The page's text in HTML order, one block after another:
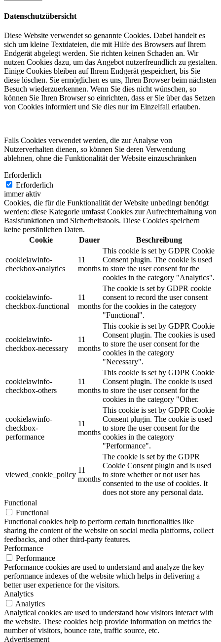
Datenschutzübersicht
Diese Website verwendet so genannte Cookies. Dabei handelt es
sich um kleine Textdateien, die mit Hilfe des Browsers auf Ihrem
Endgerät abgelegt werden. Sie richten keinen Schaden an. Wir
nutzen Cookies dazu, um das Angebot nutzerfreundlich zu gestalten.
Einige Cookies bleiben auf Ihrem Endgerät gespeichert, bis Sie
diese löschen. Sie ermöglichen es uns, Ihren Browser beim nächsten
Besuch wiederzuerkennen. Wenn Sie dies nicht wünschen, so
können Sie Ihren Browser so einrichten, dass er Sie über das Setzen
von Cookies informiert und Sie dies nur im Einzelfall erlauben.
Falls Cookies verwendet werden, die zur Analyse von
Nutzerverhalten dienen, so können Sie deren Verwendung
ablehnen, ohne die Funktionalität der Website einzuschränken
Erforderlich
Erforderlich
immer aktiv
Cookies, die für die Funktionalität der Website unbedingt benötigt
werden: diese Kategorie umfasst Cookies zur Aufrechterhaltung von
Basisfunktionen und Sicherheitstools. Diese Cookies speichern
keine persönlichen Daten.
Cookie
Dauer Beschreibung
cookielawinfo-
checkbox-analytics
11
months
This cookie is set by GDPR Cookie
Consent plugin. The cookie is used
to store the user consent for the
cookies in the category "Analytics".
cookielawinfo-
checkbox-functional
11
months
The cookie is set by GDPR cookie
consent to record the user consent
for the cookies in the category
"Functional".
cookielawinfo-
checkbox-necessary
11
months
This cookie is set by GDPR Cookie
Consent plugin. The cookies is used
to store the user consent for the
cookies in the category
"Necessary".
cookielawinfo-
checkbox-others
11
months
This cookie is set by GDPR Cookie
Consent plugin. The cookie is used
to store the user consent for the
cookies in the category "Other.
cookielawinfo-
checkbox-
performance
11
months
This cookie is set by GDPR Cookie
Consent plugin. The cookie is used
to store the user consent for the
cookies in the category
"Performance".
viewed_cookie_policy
11
months
The cookie is set by the GDPR
Cookie Consent plugin and is used
to store whether or not user has
consented to the use of cookies. It
does not store any personal data.
Functional
Functional
Functional cookies help to perform certain functionalities like
sharing the content of the website on social media platforms, collect
feedbacks, and other third-party features.
Performance
Performance
Performance cookies are used to understand and analyze the key
performance indexes of the website which helps in delivering a
better user experience for the visitors.
Analytics
Analytics
Analytical cookies are used to understand how visitors interact with
the website. These cookies help provide information on metrics the
number of visitors, bounce rate, traffic source, etc.
Advertisement